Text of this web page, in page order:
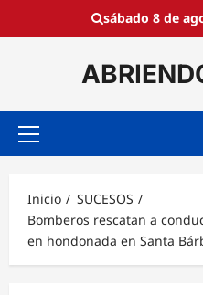
sábado 8 de
Menú
Inicio
SUCESOS
Bomberos rescatan a
en hondonada en Santa